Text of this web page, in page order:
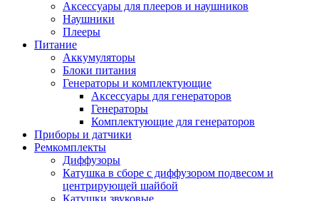
Аксессуары для плееров и наушников
Наушники
Плееры
Питание
Аккумуляторы
Блоки питания
Генераторы и комплектующие
Аксессуары для генераторов
Генераторы
Комплектующие для генераторов
Приборы и датчики
Ремкомплекты
Диффузоры
Катушка в сборе с диффузором подвесом и
центрирующей шайбой
Катушки звуковые